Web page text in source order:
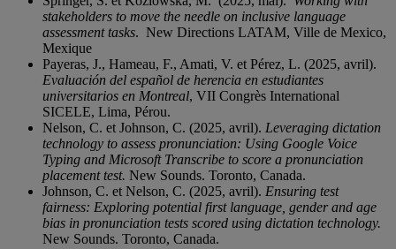
stakeholders to move the needle on inclusive language
assessment tasks. New Directions LATAM, Ville de Mexico,
Mexique
Payeras, J., Hameau, F., Amati, V. et Pérez, L. (2025, avril).
Evaluación del español de herencia en estudiantes
universitarios en Montreal, VII Congrès International
SICELE, Lima, Pérou.
Nelson, C. et Johnson, C. (2025, avril). Leveraging dictation
technology to assess pronunciation: Using Google Voice
Typing and Microsoft Transcribe to score a pronunciation
placement test. New Sounds. Toronto, Canada.
Johnson, C. et Nelson, C. (2025, avril). Ensuring test
fairness: Exploring potential first language, gender and age
bias in pronunciation tests scored using dictation technology.
New Sounds. Toronto, Canada.